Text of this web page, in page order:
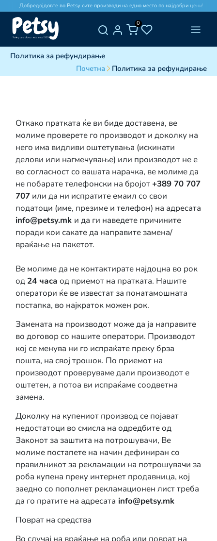
Добредојдовте во Petsy сите производи на едно место по најдобри цени!
0
Политика за рефундирање
Почетна
Политика за рефундирање
Откако пратката ќе ви биде доставена, ве
молиме проверете го производот и доколку на
него има видливи оштетувања (искинати
делови или нагмечување) или производот не е
во согласност со вашата нарачка, ве молиме да
не побарате телефонски на бројот +389 70 707
707или да ни испратите емаил со свои
податоци (име, презиме и телефон) на адресата
info@petsy.mk и да ги наведете причините
поради кои сакате да направите замена/
враќање на пакетот.
Ве молиме да не контактирате најдоцна во рок
од 24 часа од приемот на пратката. Нашите
оператори ќе ве известат за понатамошната
постапка, во најкраток можен рок.
Замената на производот може да ја направите
во договор со нашите оператори. Производот
кој се менува ни го испраќате преку брза
пошта, на свој трошок. По приемот на
производот проверуваме дали производот е
оштетен, а потоа ви испраќаме соодветна
замена.
Доколку на купениот производ се појават
недостатоци во смисла на одредбите од
Законот за заштита на потрошувачи, Ве
молиме постапете на начин дефиниран со
правилникот за рекламации на потрошувачи за
роба купена преку интернет продавница, кој
заедно со пополнет рекламационен лист треба
да го пратите на адресата info@petsy.mk
Поврат на средства